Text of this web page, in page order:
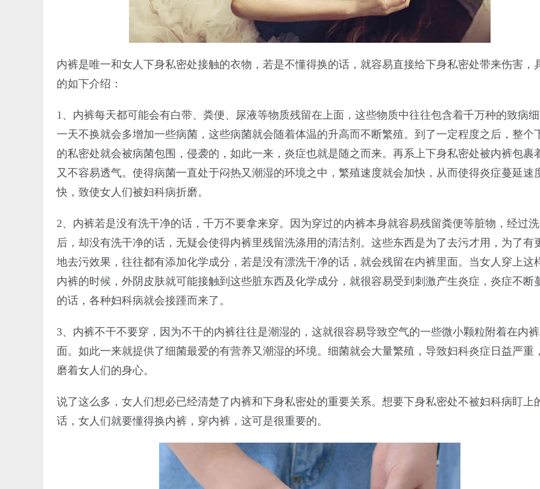
内裤是唯一和女人下身私密处接触的衣物，若是不懂得换的话，就容易直接给下身私密处带来伤害，
的如下介绍：
1、内裤每天都可能会有白带、粪便、尿液等物质残留在上面，这些物质中往往包含着千万种的致病
一天不换就会多增加一些病菌，这些病菌就会随着体温的升高而不断繁殖。到了一定程度之后，整个
的私密处就会被病菌包围，侵袭的，如此一来，炎症也就是随之而来。再系上下身私密处被内裤包裹
又不容易透气。使得病菌一直处于闷热又潮湿的环境之中，繁殖速度就会加快，从而使得炎症蔓延速
快，致使女人们被妇科病折磨。
2、内裤若是没有洗干净的话，千万不要拿来穿。因为穿过的内裤本身就容易残留粪便等脏物，经过
后，却没有洗干净的话，无疑会使得内裤里残留洗涤用的清洁剂。这些东西是为了去污才用，为了有
地去污效果，往往都有添加化学成分，若是没有漂洗干净的话，就会残留在内裤里面。当女人穿上这
内裤的时候，外阴皮肤就可能接触到这些脏东西及化学成分，就很容易受到刺激产生炎症，炎症不断
的话，各种妇科病就会接踵而来了。
3、内裤不干不要穿，因为不干的内裤往往是潮湿的，这就很容易导致空气的一些微小颗粒附着在内
面。如此一来就提供了细菌最爱的有营养又潮湿的环境。细菌就会大量繁殖，导致妇科炎症日益严重
磨着女人们的身心。
说了这么多，女人们想必已经清楚了内裤和下身私密处的重要关系。想要下身私密处不被妇科病盯上
话，女人们就要懂得换内裤，穿内裤，这可是很重要的。